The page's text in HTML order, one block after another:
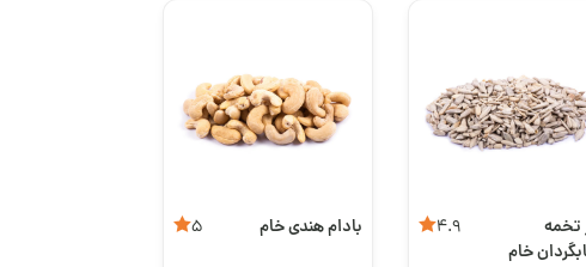
تخمه
خام
4.9 بادام هندی خام 5